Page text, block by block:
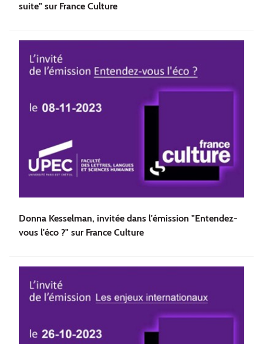
suite" sur France Culture
Donna Kesselman, invitée dans l'émission "Entendez-
vous l'éco ?" sur France Culture